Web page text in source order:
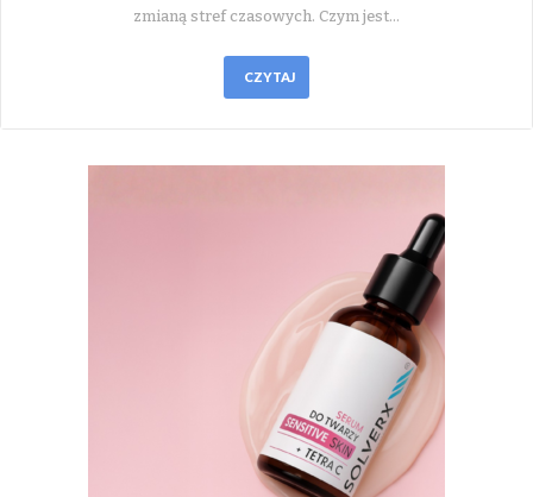
zmianą stref czasowych. Czym jest…
CZYTAJ